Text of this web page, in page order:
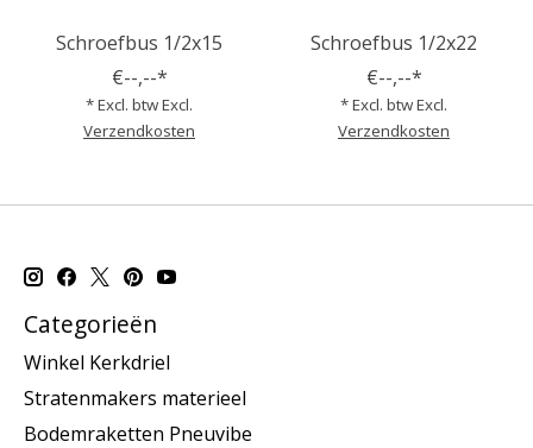
Schroefbus 1/2x15
€--,--*
* Excl. btw Excl.
Verzendkosten
Schroefbus 1/2x22
€--,--*
* Excl. btw Excl.
Verzendkosten
Categorieën
Winkel Kerkdriel
Stratenmakers materieel
Bodemraketten Pneuvibe